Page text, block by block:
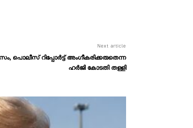
Next article
പൊലീസ് റിപ്പോർട്ട് അംഗീകരിക്കരുതെന്ന
ഹർജി കോടതി തള്ളി